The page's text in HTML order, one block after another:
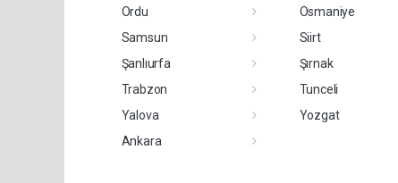
Ordu
Osmaniye
Samsun
Siirt
Şanlıurfa
Şırnak
Trabzon
Tunceli
Yalova
Yozgat
Ankara